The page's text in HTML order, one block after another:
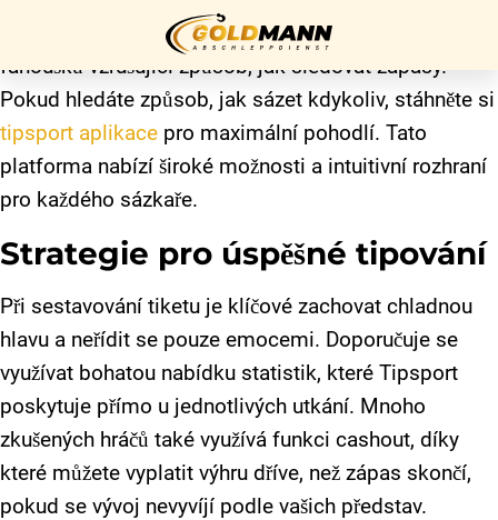
Sázení na sportovní události představuje pro mnoho
fanoušků vzrušující způsob, jak sledovat zápasy.
Pokud hledáte způsob, jak sázet kdykoliv, stáhněte si
tipsport aplikace pro maximální pohodlí. Tato
platforma nabízí široké možnosti a intuitivní rozhraní
pro každého sázkaře.
Strategie pro úspěšné tipování
Při sestavování tiketu je klíčové zachovat chladnou
hlavu a neřídit se pouze emocemi. Doporučuje se
využívat bohatou nabídku statistik, které Tipsport
poskytuje přímo u jednotlivých utkání. Mnoho
zkušených hráčů také využívá funkci cashout, díky
které můžete vyplatit výhru dříve, než zápas skončí,
pokud se vývoj nevyvíjí podle vašich představ.
Über uns
Service
Kontakt
Impressum
Datenschutz